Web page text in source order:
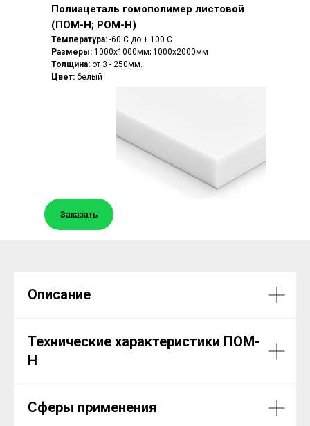
Полиацеталь гомополимер листовой
(ПОМ-Н; POM-H)
Температура: -60 С до + 100 С
Размеры: 1000х1000мм; 1000х2000мм
Толщина: от 3 - 250мм.
Цвет: белый
Заказать
Описание
Технические характеристики ПОМ-
H
Сферы применения